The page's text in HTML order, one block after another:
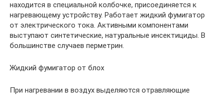
находится в специальной колбочке, присоединяется к
нагревающему устройству. Работает жидкий фумигатор
от электрического тока. Активными компонентами
выступают синтетические, натуральные инсектициды. В
большинстве случаев перметрин.
Жидкий фумигатор от блох
При нагревании в воздух выделяются отравляющие